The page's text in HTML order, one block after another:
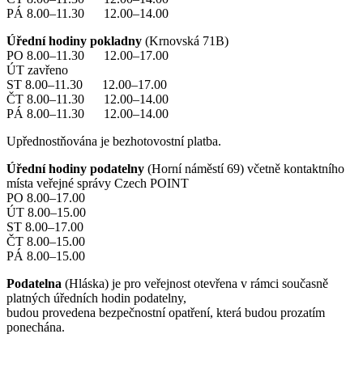
PÁ 8.00–11.30 12.00–14.00
Úřední hodiny pokladny (Krnovská 71B)
PO 8.00–11.30 12.00–17.00
ÚT zavřeno
ST 8.00–11.30 12.00–17.00
ČT 8.00–11.30 12.00–14.00
PÁ 8.00–11.30 12.00–14.00
Upřednostňována je bezhotovostní platba.
Úřední hodiny podatelny (Horní náměstí 69) včetně kontaktního
místa veřejné správy Czech POINT
PO 8.00–17.00
ÚT 8.00–15.00
ST 8.00–17.00
ČT 8.00–15.00
PÁ 8.00–15.00
Podatelna (Hláska) je pro veřejnost otevřena v rámci současně
platných úředních hodin podatelny,
budou provedena bezpečnostní opatření, která budou prozatím
ponechána.